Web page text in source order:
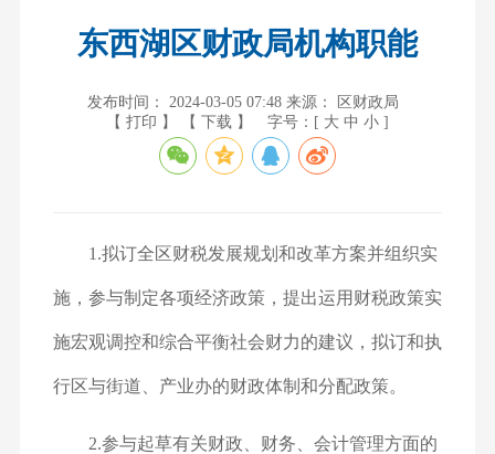
东西湖区财政局机构职能
发布时间： 2024-03-05 07:48 来源： 区财政局
【 打印 】
【 下载 】 字号：[ 大 中 小 ]
1.拟订全区财税发展规划和改革方案并组织实
施，参与制定各项经济政策，提出运用财税政策实
施宏观调控和综合平衡社会财力的建议，拟订和执
行区与街道、产业办的财政体制和分配政策。
2.参与起草有关财政、财务、会计管理方面的